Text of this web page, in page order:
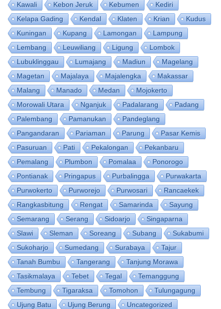
Kawali
Kebon Jeruk Kebumen
Kediri
Kelapa Gading
Kendal Klaten Krian
Kudus
Kuningan
Kupang Lamongan
Lampung
Lembang
Leuwiliang Ligung
Lombok
Lubuklinggau
Lumajang Madiun
Magelang
Magetan
Majalaya Majalengka
Makassar
Malang
Manado Medan
Mojokerto
Morowali Utara
Nganjuk Padalarang
Padang
Palembang
Pamanukan
Pandeglang
Pangandaran
Pariaman Parung
Pasar Kemis
Pasuruan
Pati Pekalongan
Pekanbaru
Pemalang
Plumbon Pomalaa
Ponorogo
Pontianak
Pringapus Purbalingga
Purwakarta
Purwokerto
Purworejo Purwosari
Rancaekek
Rangkasbitung
Rengat Samarinda
Sayung
Semarang
Serang Sidoarjo
Singaparna
Slawi
Sleman Soreang Subang
Sukabumi
Sukoharjo
Sumedang Surabaya
Tajur
Tanah Bumbu
Tangerang
Tanjung Morawa
Tasikmalaya
Tebet Tegal
Temanggung
Tembung
Tigaraksa Tomohon
Tulungagung
Ujung Batu
Ujung Berung Uncategorized